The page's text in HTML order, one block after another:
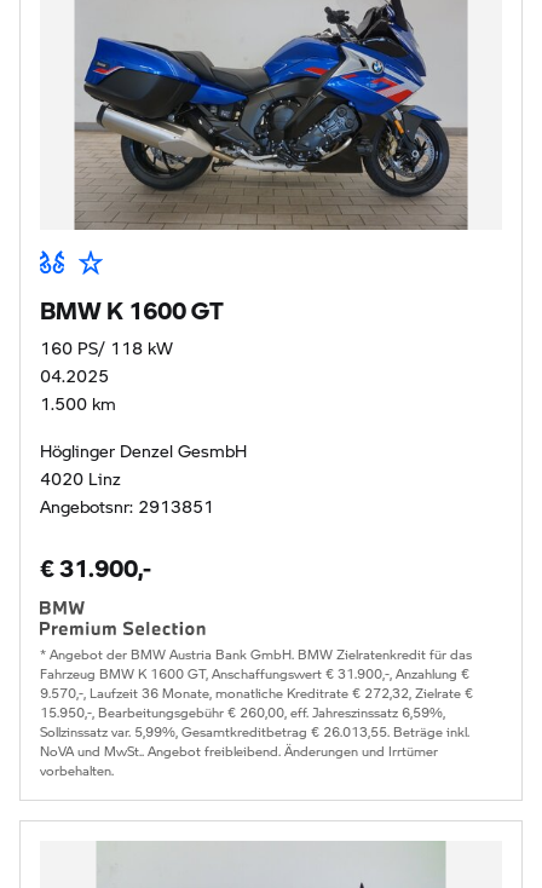
BMW K 1600 GT
160 PS/ 118 kW
04.2025
1.500 km
Höglinger Denzel GesmbH
4020 Linz
Angebotsnr: 2913851
€ 31.900,-
* Angebot der BMW Austria Bank GmbH. BMW Zielratenkredit für das
Fahrzeug BMW K 1600 GT, Anschaffungswert € 31.900,-, Anzahlung €
9.570,-, Laufzeit 36 Monate, monatliche Kreditrate € 272,32, Zielrate €
15.950,-, Bearbeitungsgebühr € 260,00, eff. Jahreszinssatz 6,59%,
Sollzinssatz var. 5,99%, Gesamtkreditbetrag € 26.013,55. Beträge inkl.
NoVA und MwSt.. Angebot freibleibend. Änderungen und Irrtümer
vorbehalten.